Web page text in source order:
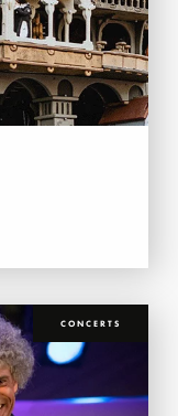
CONCERTS